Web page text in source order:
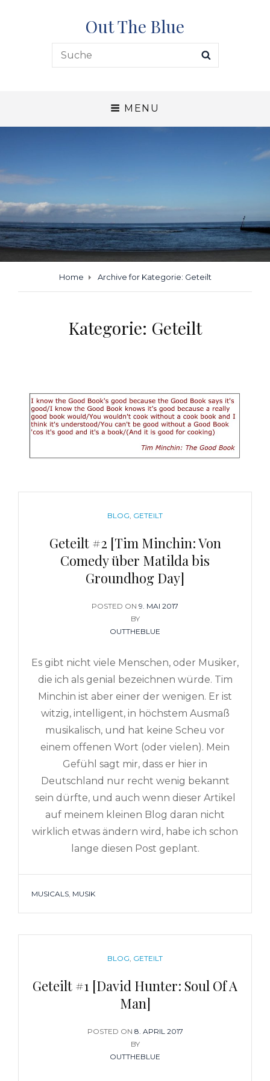
Out The Blue
Search
for:
MENU
Home Archive for Kategorie: Geteilt
Kategorie: Geteilt
CATEGORIES
BLOG, GETEILT
Geteilt #2 [Tim Minchin: Von
Comedy über Matilda bis
Groundhog Day]
POSTED ON POSTED
ON
9. MAI 2017
BY
OUTTHEBLUE
Es gibt nicht viele Menschen, oder Musiker,
die ich als genial bezeichnen würde. Tim
Minchin ist aber einer der wenigen. Er ist
witzig, intelligent, in höchstem Ausmaß
musikalisch, und hat keine Scheu vor
einem offenen Wort (oder vielen). Mein
Gefühl sagt mir, dass er hier in
Deutschland nur recht wenig bekannt
sein dürfte, und auch wenn dieser Artikel
auf meinem kleinen Blog daran nicht
wirklich etwas ändern wird, habe ich schon
lange diesen Post geplant.
TAGS
MUSICALS, MUSIK
CATEGORIES
BLOG, GETEILT
Geteilt #1 [David Hunter: Soul Of A
Man]
POSTED ON POSTED
ON
8. APRIL 2017
BY
OUTTHEBLUE